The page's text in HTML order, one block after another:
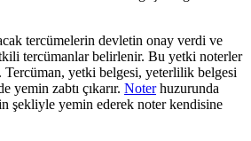
tercümelerin devletin onay verdi ve
tercümanlar belirlenir. Bu yetki noterler
Tercüman, yetki belgesi, yeterlilik belgesi
yemin zabtı çıkarır. Noterhuzurunda
şekliyle yemin ederek noter kendisine